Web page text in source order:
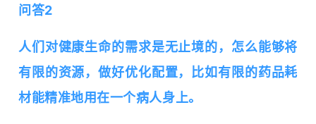
问答2
人们对健康生命的需求是无止境的，怎么能够将
有限的资源，做好优化配置，比如有限的药品耗
材能精准地用在一个病人身上。